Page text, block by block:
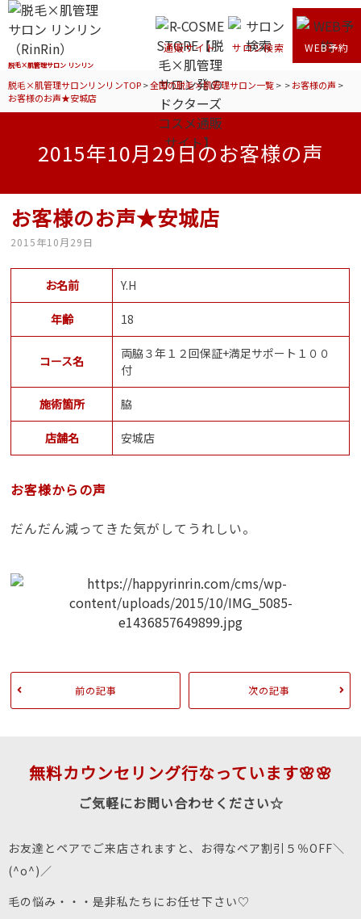
脱毛×肌管理サロン リンリン
通販サイト サロン検索 WEB予約
脱毛×肌管理サロンリンリンTOP>全国の脱毛×肌管理サロン一覧> >お客様の声 >
お客様のお声★安城店
2015年10月29日のお客様の声
お客様のお声★安城店
2015年10月29日
お名前 Y.H
年齢 18
コース名
両脇３年１２回保証+満足サポート１００
付
施術箇所 脇
店舗名 安城店
お客様からの声
だんだん減ってきた気がしてうれしい。
前の記事 次の記事
無料カウンセリング行なっています🌸🌸
ご気軽にお問い合わせください☆
お友達とペアでご来店されますと、お得なペア割引５％OFF＼
(^o^)／
毛の悩み・・・是非私たちにお任せ下さい♡